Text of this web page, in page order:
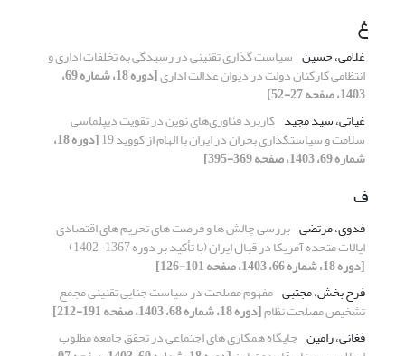
غ
غلامی، حسین سیاست گذاری تقنینی در رسیدگی به تخلفات اداری و
انتظامی کارکنان دولت در دیوان عدالت اداری [دوره 18، شماره 69،
1403، صفحه 27-52]
غیاثی، سید مجید کاربرد فناوری‌های نوین در تقویت دیپلماسی
سلامت و سیاستگذاری بحران در ایران با الهام از کووید 19 [دوره 18،
شماره 69، 1403، صفحه 369-395]
ف
فدوی، مرتضی بررسی چالش ها و فرصت های تحریم های اقتصادی
ایالات متحده آمریکا در قبال ایران (با تأکید بر دوره 1367-1402)
[دوره 18، شماره 66، 1403، صفحه 101-126]
فرح بخش، مجتبی مفهوم مصلحت در سیاست جنایی تقنینی مجمعِ
تشخیص مصلحت نظام[دوره 18، شماره 68، 1403، صفحه 191-212]
فغانی، رامین جایگاه همکاری های اجتماعی در تحقق جامعه مطلوب